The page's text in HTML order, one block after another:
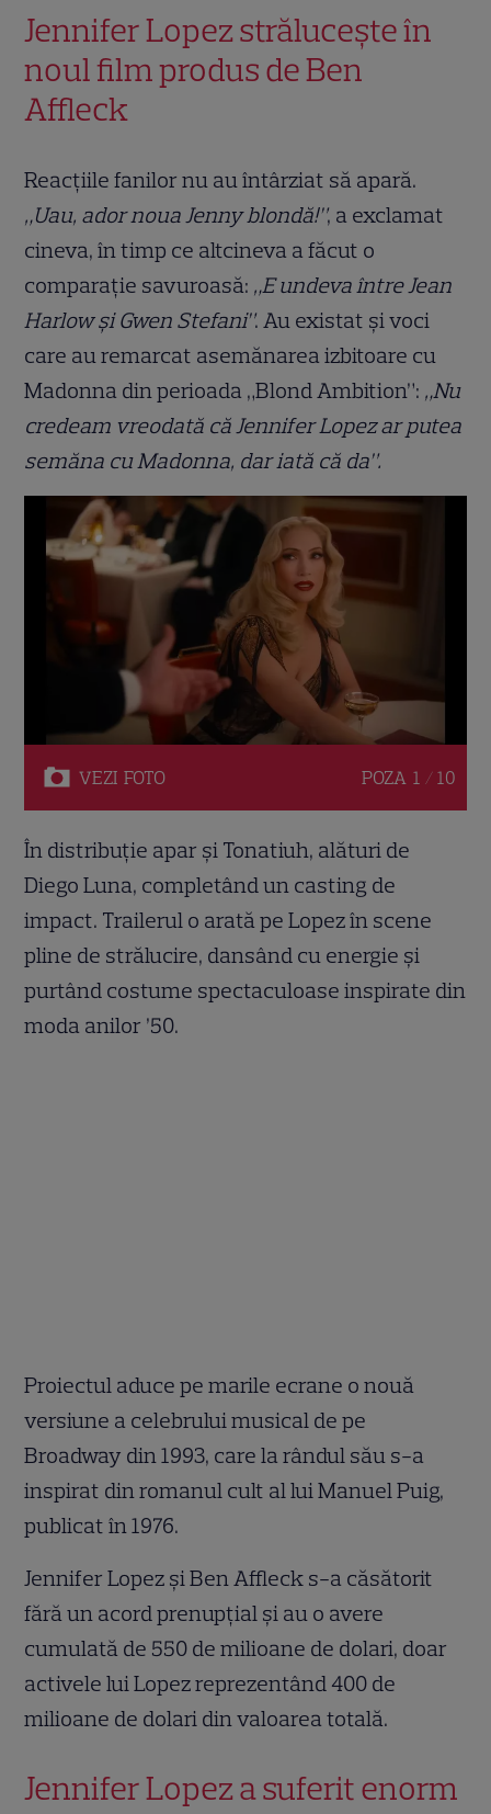
Jennifer Lopez strălucește în
noul film produs de Ben
Affleck
Reacțiile fanilor nu au întârziat să apară.
„Uau, ador noua Jenny blondă!”, a exclamat
cineva, în timp ce altcineva a făcut o
comparație savuroasă: „E undeva între Jean
Harlow și Gwen Stefani”. Au existat și voci
care au remarcat asemănarea izbitoare cu
Madonna din perioada „Blond Ambition”: „Nu
credeam vreodată că Jennifer Lopez ar putea
semăna cu Madonna, dar iată că da”.
VEZI FOTO POZA 1 / 10
În distribuție apar și Tonatiuh, alături de
Diego Luna, completând un casting de
impact. Trailerul o arată pe Lopez în scene
pline de strălucire, dansând cu energie și
purtând costume spectaculoase inspirate din
moda anilor ’50.
Proiectul aduce pe marile ecrane o nouă
versiune a celebrului musical de pe
Broadway din 1993, care la rândul său s-a
inspirat din romanul cult al lui Manuel Puig,
publicat în 1976.
Jennifer Lopez și Ben Affleck s-a căsătorit
fără un acord prenupțial și au o avere
cumulată de 550 de milioane de dolari, doar
activele lui Lopez reprezentând 400 de
milioane de dolari din valoarea totală.
Jennifer Lopez a suferit enorm